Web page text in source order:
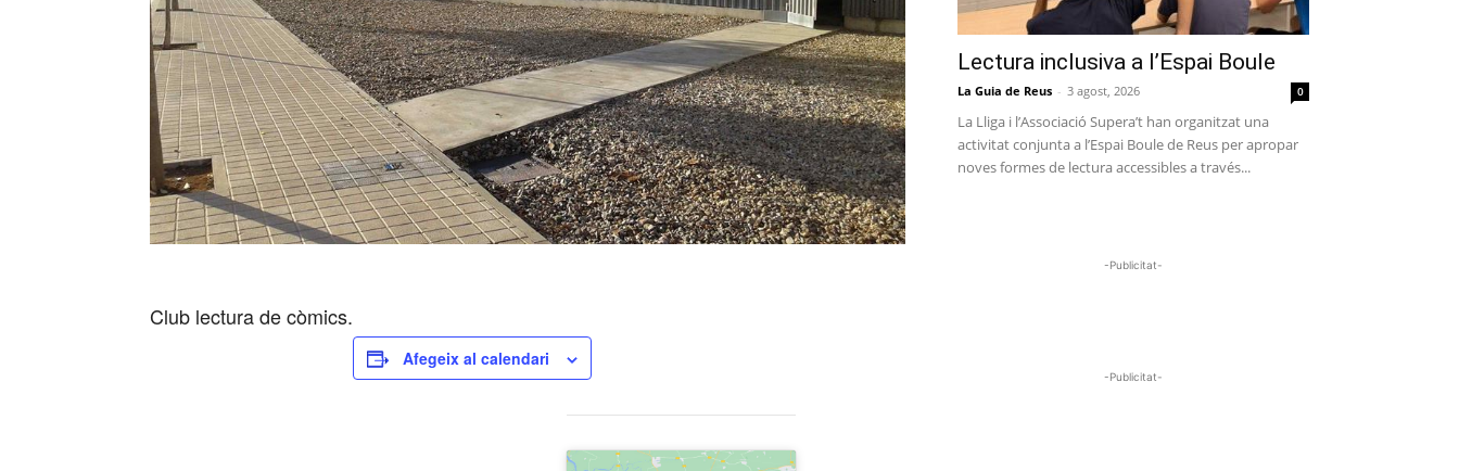
Club lectura de còmics.
Afegeix al calendari
Lectura inclusiva a l’Espai Boule
La Guia de Reus - 3 agost, 2026 0
La Lliga i l’Associació Supera’t han organitzat una
activitat conjunta a l’Espai Boule de Reus per apropar
noves formes de lectura accessibles a través...
-Publicitat-
-Publicitat-